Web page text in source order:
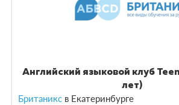
Английский языковой клуб
лет)
Британикс в Екатеринбурге